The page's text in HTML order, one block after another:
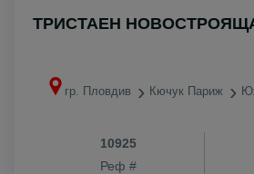
ТРИСТАЕН
гр. Пловдив Кючук Париж
10925
Реф #